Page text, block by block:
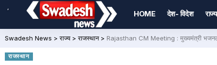
,
HOME देश- विदेश राज्य
Swadesh News >राज्य>राजस्थान> Rajasthan CM Meeting : मुख्यमंत्री
राजस्थान